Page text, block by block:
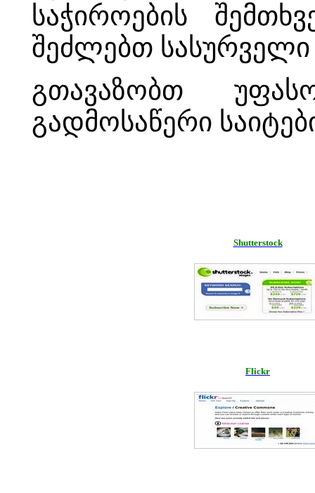
საჭიროების
შეძლებთ
გთავაზობთ
გადმოსაწერი
Shutterstock
Flickr